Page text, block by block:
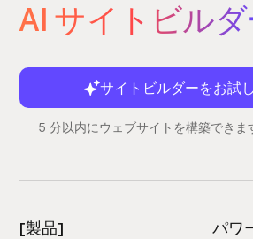
AI サイトビルダ
サイトビルダーをお試
5 分以内にウェブサイトを構築できま
[製品] パワ